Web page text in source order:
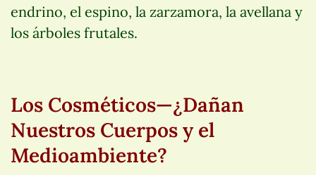
endrino, el espino, la zarzamora, la avellana y
los árboles frutales.
Los Cosméticos—¿Dañan
Nuestros Cuerpos y el
Medioambiente?